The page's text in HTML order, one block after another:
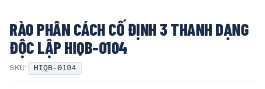
RÀO PHÂN CÁCH CỐ ĐỊNH 3 THANH DẠNG
ĐỘC LẬP HIQB-0104
SKU: HIQB-0104